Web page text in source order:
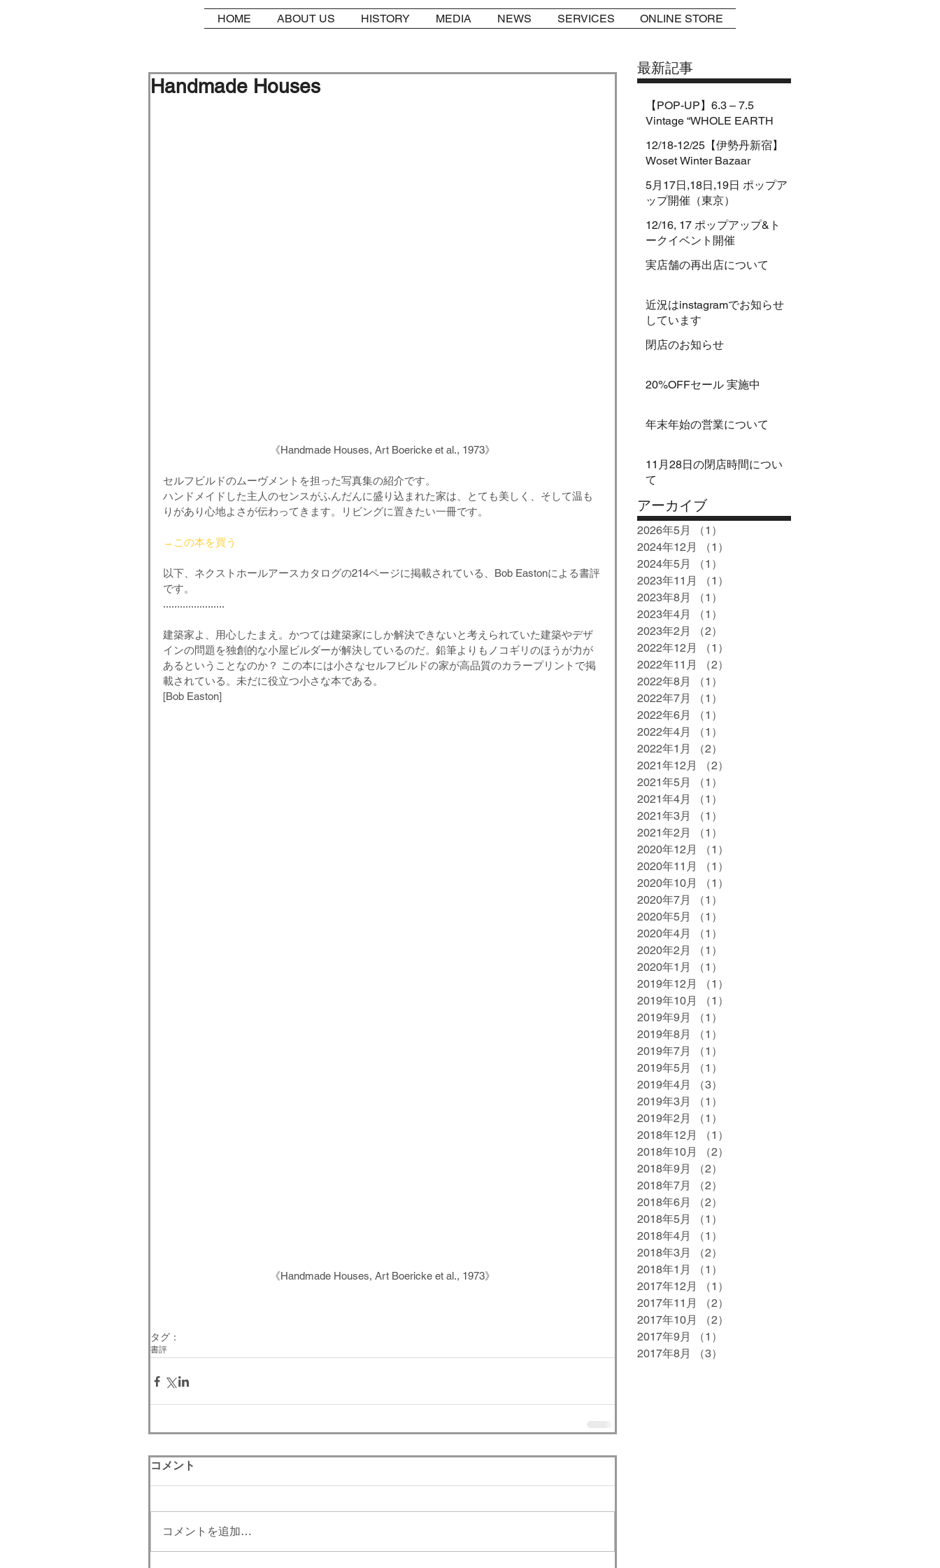
HOME ABOUT US HISTORY MEDIA NEWS SERVICES ONLINE STORE
Handmade Houses
《Handmade Houses, Art Boericke et al., 1973》
セルフビルドのムーヴメントを担った写真集の紹介です。
ハンドメイドした主人のセンスがふんだんに盛り込まれた家は、とても美しく、そして温も
りがあり心地よさが伝わってきます。リビングに置きたい一冊です。
→この本を買う
以下、ネクストホールアースカタログの214ページに掲載されている、Bob Eastonによる書評
です。
......................
建築家よ、用心したまえ。かつては建築家にしか解決できないと考えられていた建築やデザ
インの問題を独創的な小屋ビルダーが解決しているのだ。鉛筆よりもノコギリのほうが力が
あるということなのか？ この本には小さなセルフビルドの家が高品質のカラープリントで掲
載されている。未だに役立つ小さな本である。
[Bob Easton]
《Handmade Houses, Art Boericke et al., 1973》
タグ：
書評
コメント
コメントを追加…
最新記事
【POP-UP】6.3 – 7.5
Vintage “WHOLE EARTH
CATALOG” pop-up by
CATALOG&BOOKs
12/18-12/25【伊勢丹新宿】
Woset Winter Bazaar
5月17日,18日,19日 ポップア
ップ開催（東京）
12/16, 17 ポップアップ&ト
ークイベント開催
実店舗の再出店について
近況はinstagramでお知らせ
しています
閉店のお知らせ
20%OFFセール 実施中
年末年始の営業について
11月28日の閉店時間につい
て
アーカイブ
2026年5月 （1）
2024年12月
（1）
2024年5月
（1）
2023年11月
（1）
2023年8月
（1）
2023年4月
（1）
2023年2月
（2）
2022年12月
（1）
2022年11月
（2）
2022年8月
（1）
2022年7月
（1）
2022年6月
（1）
2022年4月
（1）
2022年1月
（2）
2021年12月
（2）
2021年5月
（1）
2021年4月
（1）
2021年3月
（1）
2021年2月
（1）
2020年12月
（1）
2020年11月
（1）
2020年10月
（1）
2020年7月
（1）
2020年5月
（1）
2020年4月
（1）
2020年2月
（1）
2020年1月
（1）
2019年12月
（1）
2019年10月
（1）
2019年9月
（1）
2019年8月
（1）
2019年7月
（1）
2019年5月
（1）
2019年4月
（3）
2019年3月
（1）
2019年2月
（1）
2018年12月
（1）
2018年10月
（2）
2018年9月
（2）
2018年7月
（2）
2018年6月
（2）
2018年5月
（1）
2018年4月
（1）
2018年3月
（2）
2018年1月
（1）
2017年12月
（1）
2017年11月
（2）
2017年10月
（2）
2017年9月
（1）
2017年8月
（3）